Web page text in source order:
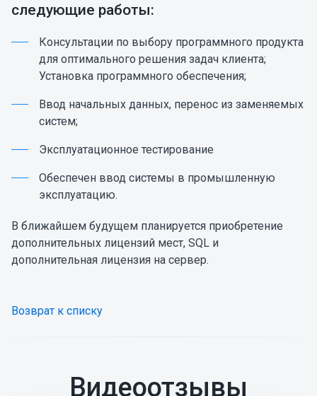
следующие работы:
Консультации по выбору программного продукта
для оптимального решения задач клиента;
Установка программного обеспечения;
Ввод начальных данных, перенос из заменяемых
систем;
Эксплуатационное тестирование
Обеспечен ввод системы в промышленную
эксплуатацию.
В ближайшем будущем планируется приобретение
дополнительных лицензий мест, SQL и
дополнительная лицензия на сервер.
Возврат к списку
Видеоотзывы